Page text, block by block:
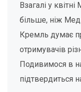
Взагалі у
більше, ніж
Кремль думає
отримувачів
Подивимося в
підтвердиться